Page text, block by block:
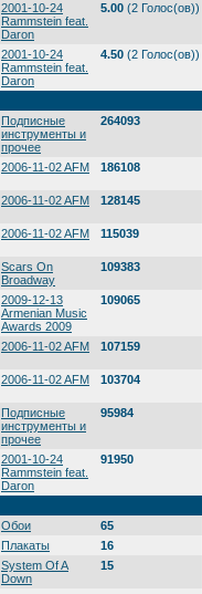
2001-10-24
Rammstein feat.
Daron
5.00 (2 Голос(ов))
2001-10-24
Rammstein feat.
Daron
4.50 (2 Голос(ов))
Подписные
инструменты и
прочее
264093
2006-11-02 AFM 186108
2006-11-02 AFM 128145
2006-11-02 AFM 115039
Scars On
Broadway
109383
2009-12-13
Armenian Music
Awards 2009
109065
2006-11-02 AFM 107159
2006-11-02 AFM 103704
Подписные
инструменты и
прочее
95984
2001-10-24
Rammstein feat.
Daron
91950
Обои
65
Плакаты
16
System Of A
Down
15